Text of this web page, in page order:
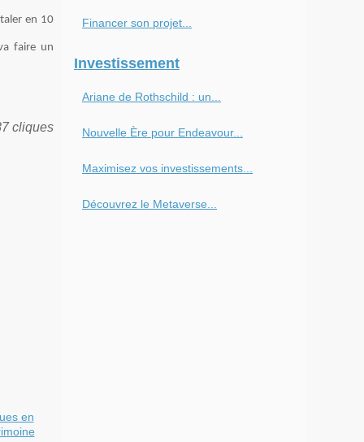
en 10
faire un
cliques
en
Financer son projet...
Investissement
Ariane de Rothschild : un...
Nouvelle Ère pour Endeavour...
Maximisez vos investissements...
Découvrez le Metaverse...